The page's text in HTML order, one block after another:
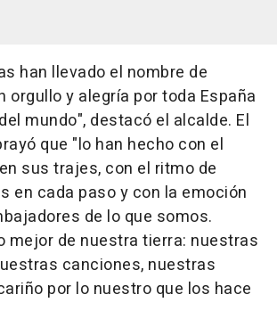
han llevado el nombre de
orgullo y alegría por toda España
mundo", destacó el alcalde. El
que "lo han hecho con el
sus trajes, con el ritmo de
en cada paso y con la emoción
de lo que somos.
mejor de nuestra tierra: nuestras
canciones, nuestras
por lo nuestro que los hace